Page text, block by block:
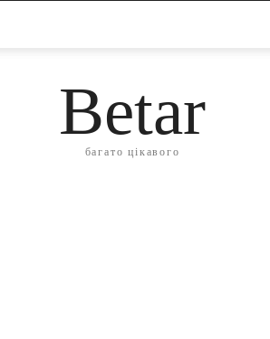
Betar
багато цікавого